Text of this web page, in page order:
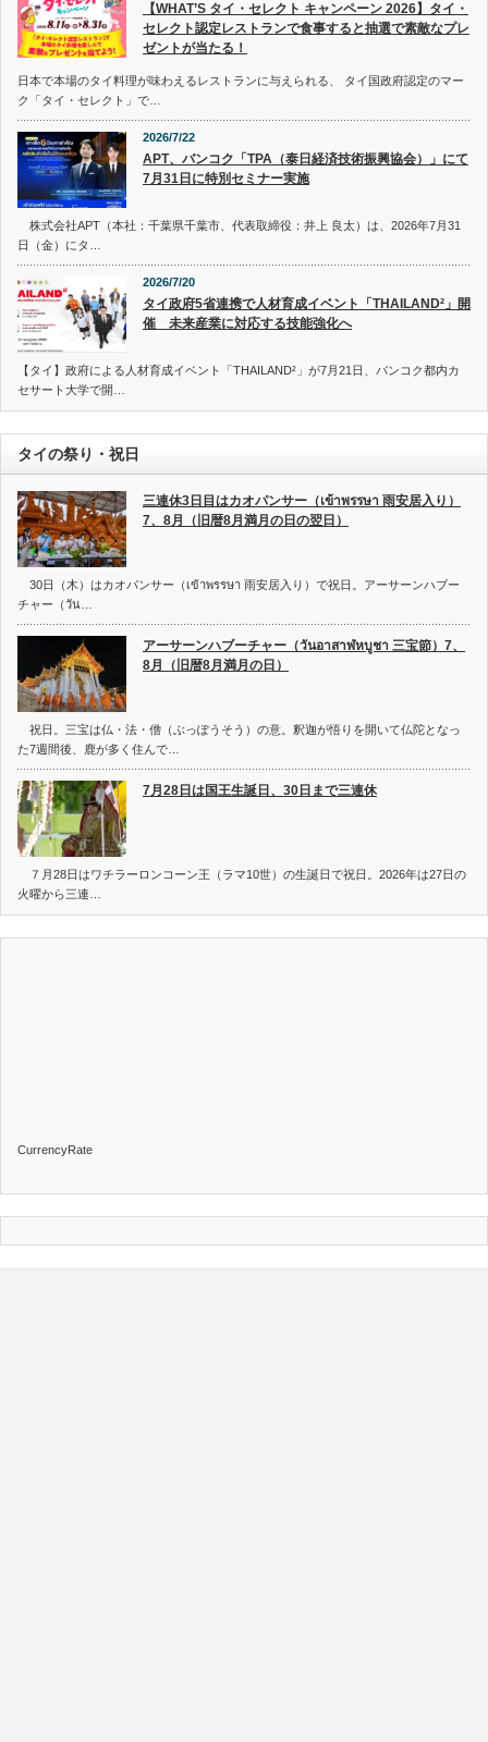
【WHAT’S タイ・セレクト キャンペーン 2026】タイ・
セレクト認定レストランで食事すると抽選で素敵なプレ
ゼントが当たる！
日本で本場のタイ料理が味わえるレストランに与えられる、 タイ国政府認定のマー
ク「タイ・セレクト」で…
2026/7/22
APT、バンコク「TPA（泰日経済技術振興協会）」にて
7月31日に特別セミナー実施
株式会社APT（本社：千葉県千葉市、代表取締役：井上 良太）は、2026年7月31
日（金）にタ…
2026/7/20
タイ政府5省連携で人材育成イベント「THAILAND²」開
催 未来産業に対応する技能強化へ
【タイ】政府による人材育成イベント「THAILAND²」が7月21日、バンコク都内カ
セサート大学で開…
タイの祭り・祝日
三連休3日目はカオパンサー（เข้าพรรษา 雨安居入り）
7、8月（旧暦8月満月の日の翌日）
30日（木）はカオパンサー（เข้าพรรษา 雨安居入り）で祝日。アーサーンハブー
チャー（วัน…
アーサーンハブーチャー（วันอาสาฬหบูชา 三宝節）7、
8月（旧暦8月満月の日）
祝日。三宝は仏・法・僧（ぶっぽうそう）の意。釈迦が悟りを開いて仏陀となっ
た7週間後、鹿が多く住んで…
7月28日は国王生誕日、30日まで三連休
７月28日はワチラーロンコーン王（ラマ10世）の生誕日で祝日。2026年は27日の
火曜から三連…
CurrencyRate